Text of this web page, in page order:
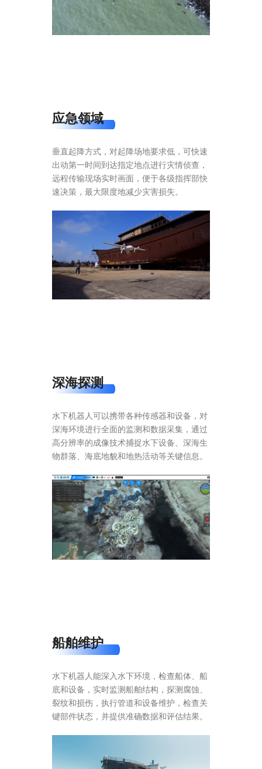
应急领域
垂直起降方式，对起降场地要求低，可快速
出动第一时间到达指定地点进行灾情侦查，
远程传输现场实时画面，便于各级指挥部快
速决策，最大限度地减少灾害损失。
深海探测
水下机器人可以携带各种传感器和设备，对
深海环境进行全面的监测和数据采集，通过
高分辨率的成像技术捕捉水下设备、深海生
物群落、海底地貌和地热活动等关键信息。
船舶维护
水下机器人能深入水下环境，检查船体、船
底和设备，实时监测船舶结构，探测腐蚀、
裂纹和损伤，执行管道和设备维护，检查关
键部件状态，并提供准确数据和评估结果。